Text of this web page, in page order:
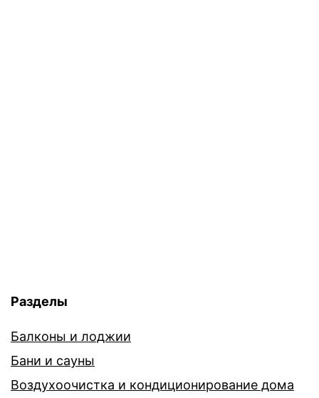
Разделы
Балконы и лоджии
Бани и сауны
Воздухоочистка и кондиционирование дома